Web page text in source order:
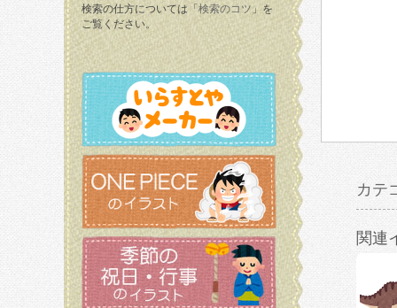
検索の仕方については「 検索のコツ 」を
ご覧ください。
カテ
関連